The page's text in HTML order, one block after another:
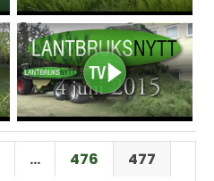
… 476
477